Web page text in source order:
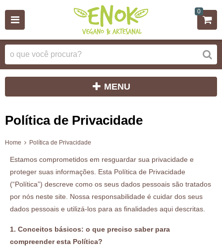
0
MENU
Política de Privacidade
Home Política de Privacidade
Estamos comprometidos em resguardar sua privacidade e
proteger suas informações. Esta Política de Privacidade
(“Política”) descreve como os seus dados pessoais são tratados
por nós neste site. Nossa responsabilidade é cuidar dos seus
dados pessoais e utilizá-los para as finalidades aqui descritas.
1. Conceitos básicos: o que preciso saber para
compreender esta Política?